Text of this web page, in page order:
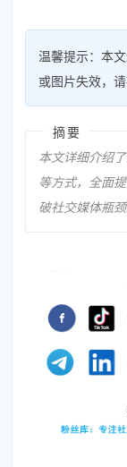
温馨提示：本
或图片失效，
摘要
本文详细介绍
等方式，全面
破社交媒体瓶颈